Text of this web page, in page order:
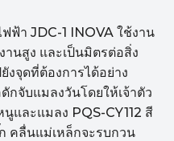
ฟ้า JDC-1 INOVA ใช้งาน
นสูง และเป็นมิตรต่อสิ่ง
งจุดที่ต้องการได้อย่าง
กจับแมลงวันโดยให้เจ้าตัว
และแมลง PQS-CY112 สี
คลื่นแม่เหล็กจะรบกวน